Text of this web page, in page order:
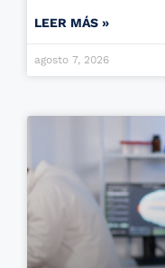
LEER MÁS »
agosto 7, 2026